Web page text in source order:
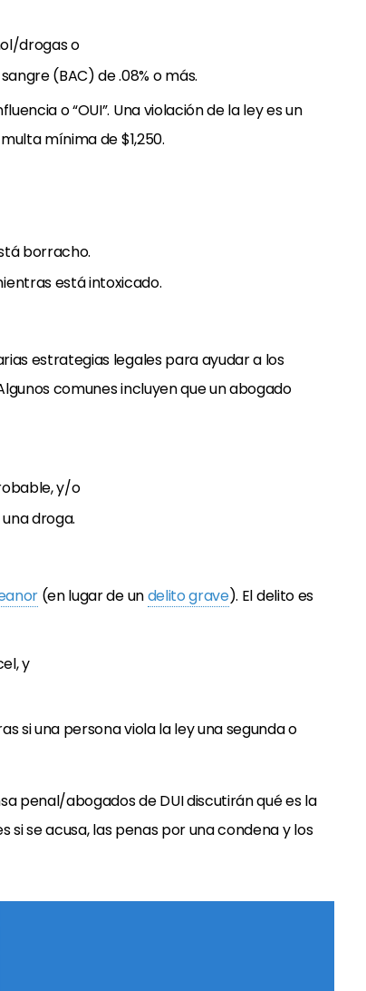
drogas o
(BAC) de .08% o más.
o “OUI”. Una violación de la ley es un
mínima de $1,250.
borracho.
está intoxicado.
estrategias legales para ayudar a los
comunes incluyen que un abogado
y/o
droga.
(en lugar de undelito grave). El delito es
y
si una persona viola la ley una segunda o
penal/abogados de DUI discutirán qué es la
si se acusa, las penas por una condena y los